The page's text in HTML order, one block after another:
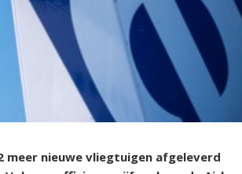
meer nieuwe vliegtuigen afgeleverd